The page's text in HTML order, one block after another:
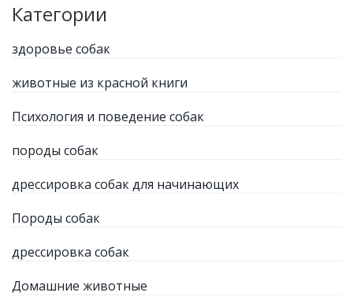
Категории
здоровье собак
животные из красной книги
Психология и поведение собак
породы собак
дрессировка собак для начинающих
Породы собак
дрессировка собак
Домашние животные